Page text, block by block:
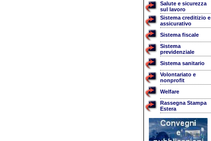
Salute e sicurezza
sul lavoro
Sistema creditizio e
assicurativo
Sistema fiscale
Sistema
previdenziale
Sistema sanitario
Volontariato e
nonprofit
Welfare
Rassegna Stampa
Estera